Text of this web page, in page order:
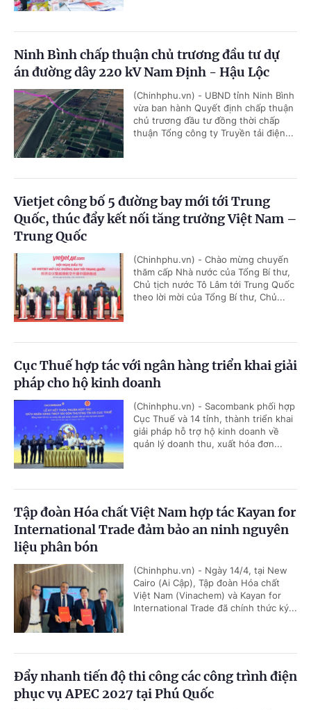
Ninh Bình chấp thuận chủ trương đầu tư dự
án đường dây 220 kV Nam Định - Hậu Lộc
(Chinhphu.vn) - UBND tỉnh Ninh Bình
vừa ban hành Quyết định chấp thuận
chủ trương đầu tư đồng thời chấp
thuận Tổng công ty Truyền tải điện...
Vietjet công bố 5 đường bay mới tới Trung
Quốc, thúc đẩy kết nối tăng trưởng Việt Nam –
Trung Quốc
(Chinhphu.vn) - Chào mừng chuyến
thăm cấp Nhà nước của Tổng Bí thư,
Chủ tịch nước Tô Lâm tới Trung Quốc
theo lời mời của Tổng Bí thư, Chủ...
Cục Thuế hợp tác với ngân hàng triển khai giải
pháp cho hộ kinh doanh
(Chinhphu.vn) - Sacombank phối hợp
Cục Thuế và 14 tỉnh, thành triển khai
giải pháp hỗ trợ hộ kinh doanh về
quản lý doanh thu, xuất hóa đơn...
Tập đoàn Hóa chất Việt Nam hợp tác Kayan for
International Trade đảm bảo an ninh nguyên
liệu phân bón
(Chinhphu.vn) - Ngày 14/4, tại New
Cairo (Ai Cập), Tập đoàn Hóa chất
Việt Nam (Vinachem) và Kayan for
International Trade đã chính thức ký...
Đẩy nhanh tiến độ thi công các công trình điện
phục vụ APEC 2027 tại Phú Quốc